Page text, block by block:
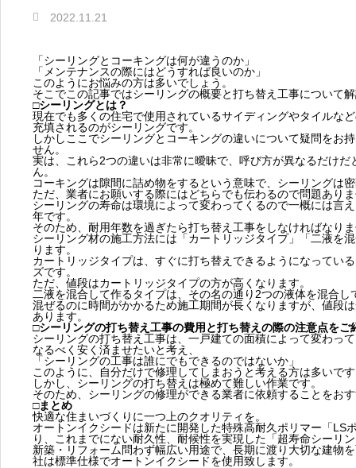
JBHR横浜の施工事例
お盆に伴う休業のお知らせ
2026.07.30
場管理
髪型自由
川崎市でリノベーションを検討する方
へ｜後悔しない計画の立て方と相談先
の選び方
2026.07.01
JBHRに
NEW
2021.04.25
門家へ
お客様アンケート405
2026.01.25
藤沢市でリノベーションを検討する方
へ｜費用・進め方・会社選びのポイン
2026.08.01
はあるの
川崎市でリノベーションを検討する方
へ｜後悔しない計画の立て方と相談先
の選び方
2026.07.01
JBHRに
NEW
2021.04.25
クーリング・オフ手続きのお知らせ
2024.04.26
2022.11.21
「シーリングとコーキングは何が違うのか」
「メンテナンスの際にはどうすれば良いのか」
このようにお悩みの方は多いでしょう。
そこでこの記事ではシーリングの概要と打ち替え工事について
□シーリングとは？
現在でも多くの住宅で使用されているサイディングやタイルな
充填されるのがシーリングです。
しかしここでシーリングとコーキングの違いについて疑問をお
せん。
実は、これら2つの違いは非常に曖昧で、呼び方が異なるだけ
ん。
コーキングは隙間に詰め物をするという意味で、シーリングは
ただ、業者にお願いする際にはどちらでも伝わるので問題あり
シーリングの寿命は環境によって変わってくるので一概には言
年です。
そのため、耐用年数を過ぎたら打ち替え工事をしなければなり
シーリング材の施工方法には「カートリッジタイプ」「二液を
ります。
カートリッジタイプは、すぐに打ち替えできるようになってい
ズです。
ただ、値段はカートリッジタイプの方が高くなります。
二液を混合して作るタイプは、その名の通り2つの液体を混合
混ぜるのに時間がかかるため施工期間が長くなりますが、値段
あります。
□シーリングの打ち替え工事の費用と打ち替えの際の注意点をご
シーリングの打ち替え工事は、一戸建ての面積によって変わっ
なるべく安く済ませたいと考え、
「シーリングの工事は誰にでもできるのではないか」
このように、自分だけで修理してしまおうと考える方は多いで
しかし、シーリングの打ち替えは極めて難しい作業です。
そのため、シーリングの修理ができる業者に依頼することをお
□まとめ
快適な住まいづくりに一つ上のクオリティを。
オートンイクシードは新たに開発した特殊高耐久ポリマー「LS
り、これまでにない耐久性、耐候性を実現した「超寿命シーリ
新築・リフォーム問わず幅広い用途で、長期に渡り大切な建物
社は標準仕様でオートンイクシードを使用致します。